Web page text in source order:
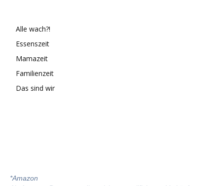
Alle wach?!
Essenszeit
Mamazeit
Familienzeit
Das sind wir
*Amazon